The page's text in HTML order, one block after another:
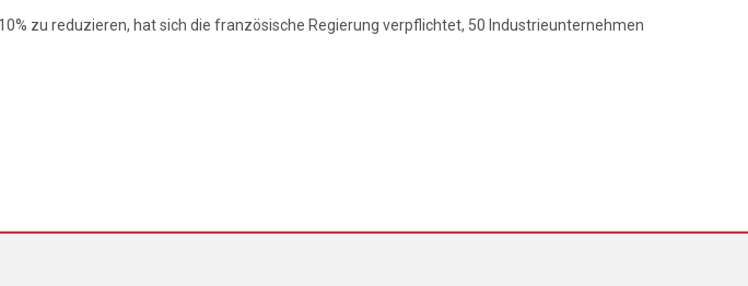
zu reduzieren, hat sich die französische Regierung verpflichtet, 50 Industrieunternehmen